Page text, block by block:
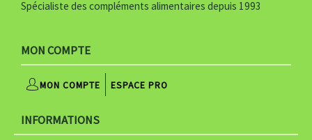
-
r
Spécialiste des compléments alimentaires depuis 1993
MON COMPTE
MON COMPTE ESPACE PRO
INFORMATIONS